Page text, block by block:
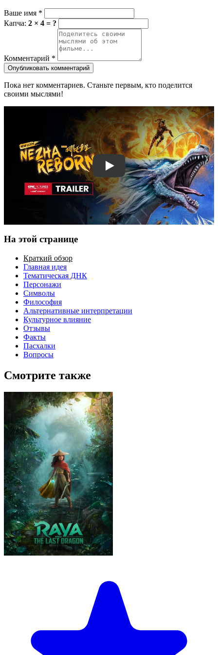
Ваше имя *
Капча: 2 × 4 = ?
Комментарий *
Опубликовать комментарий
Пока нет комментариев. Станьте первым, кто поделится
своими мыслями!
Смотреть трейлер
На этой странице
Краткий обзор
Главная идея
Тематическая ДНК
Персонажи
Символы
Философия
Альтернативные интерпретации
Культурное влияние
Отзывы
Факты
Пасхалки
Вопросы
Смотрите также